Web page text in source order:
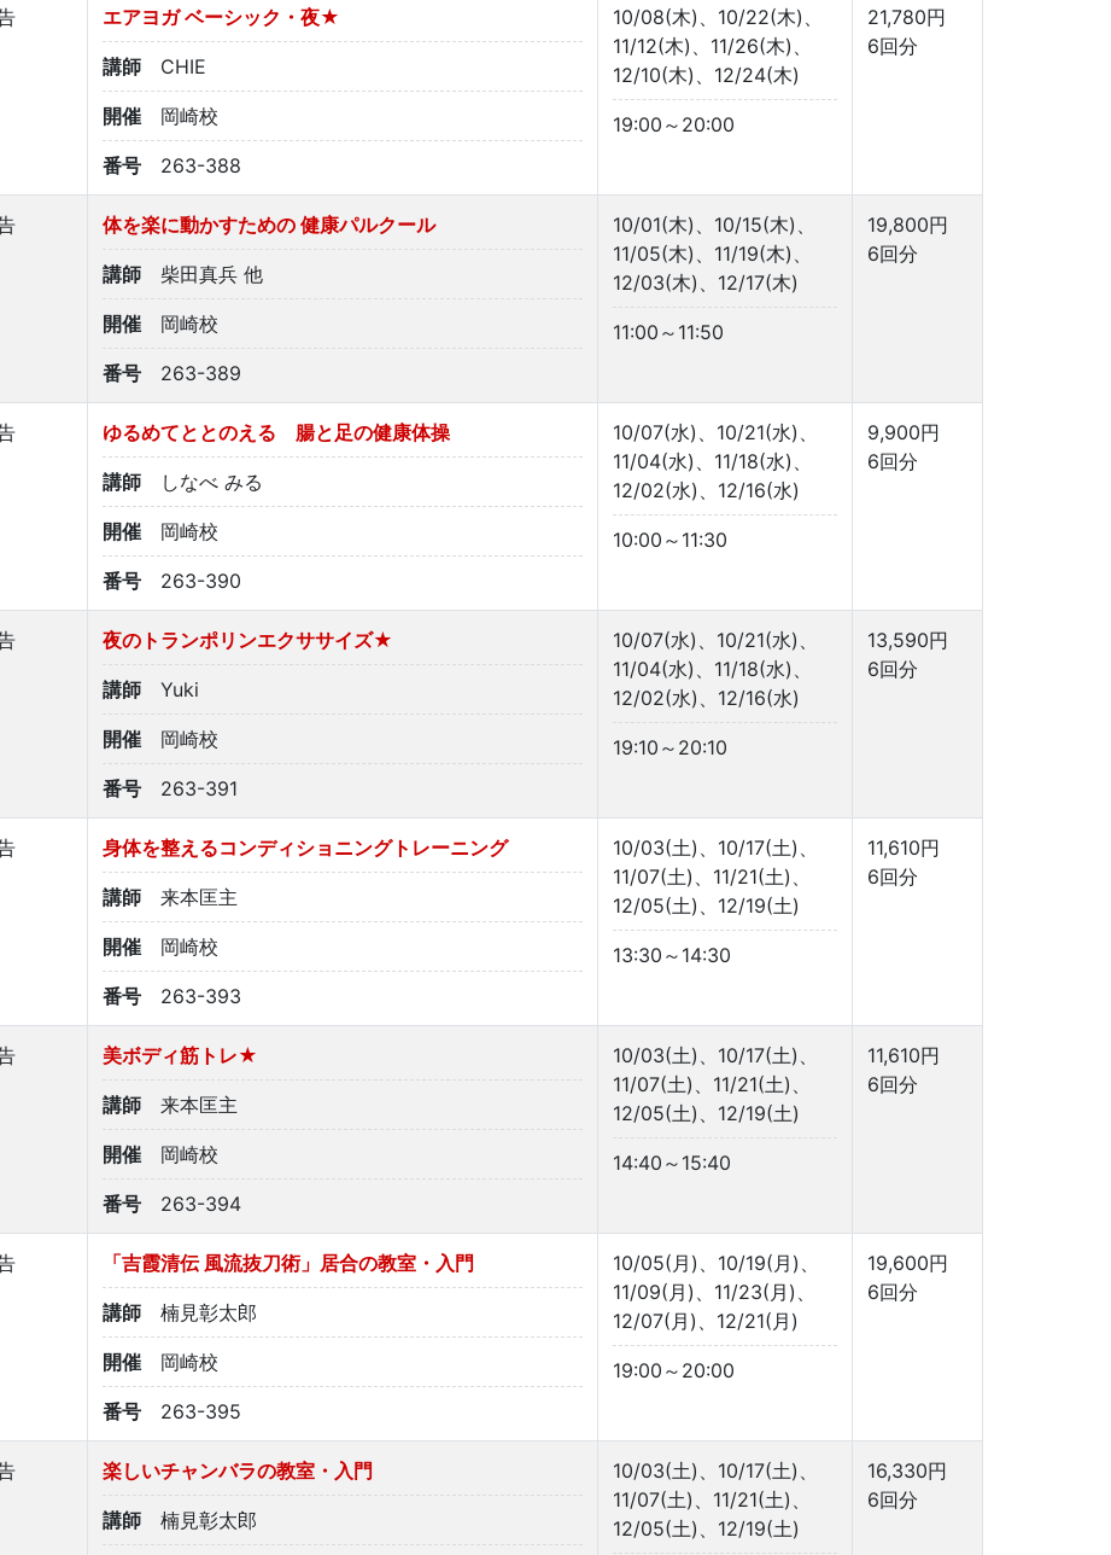
エアヨガ ベーシック・夜★
講師 CHIE
開催 岡崎校
番号 263-388
10/08(木)、10/22(木)、
11/12(木)、11/26(木)、
12/10(木)、12/24(木)
19:00～20:00
21,780円
6回分
体を楽に動かすための 健康パルクール
講師 柴田真兵 他
開催 岡崎校
番号 263-389
10/01(木)、10/15(木)、
11/05(木)、11/19(木)、
12/03(木)、12/17(木)
11:00～11:50
19,800円
6回分
ゆるめてととのえる 腸と足の健康体操
講師 しなべ みる
開催 岡崎校
番号 263-390
10/07(水)、10/21(水)、
11/04(水)、11/18(水)、
12/02(水)、12/16(水)
10:00～11:30
9,900円
6回分
夜のトランポリンエクササイズ★
講師 Yuki
開催 岡崎校
番号 263-391
10/07(水)、10/21(水)、
11/04(水)、11/18(水)、
12/02(水)、12/16(水)
19:10～20:10
13,590円
6回分
身体を整えるコンディショニングトレーニング
講師 来本匡主
開催 岡崎校
番号 263-393
10/03(土)、10/17(土)、
11/07(土)、11/21(土)、
12/05(土)、12/19(土)
13:30～14:30
11,610円
6回分
美ボディ筋トレ★
講師 来本匡主
開催 岡崎校
番号 263-394
10/03(土)、10/17(土)、
11/07(土)、11/21(土)、
12/05(土)、12/19(土)
14:40～15:40
11,610円
6回分
「吉霞清伝 風流抜刀術」居合の教室・入門
講師 楠見彰太郎
開催 岡崎校
番号 263-395
10/05(月)、10/19(月)、
11/09(月)、11/23(月)、
12/07(月)、12/21(月)
19:00～20:00
19,600円
6回分
楽しいチャンバラの教室・入門
講師 楠見彰太郎
10/03(土)、10/17(土)、
11/07(土)、11/21(土)、
12/05(土)、12/19(土)
16,330円
6回分